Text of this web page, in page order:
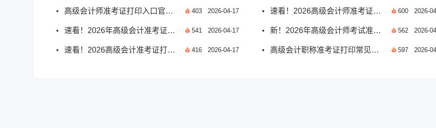
高级会计师准考证打印入口官方网站是什么？ 403 2026-04-17
速看！2026年高级会计准考证打印时间已公布 541 2026-04-17
速看！2026高级会计准考证打印入口开放时间详解 416 2026-04-17
速看！2026高级会计师准考证打印入口官网指南 600 2026-
新！2026年高级会计师考试准考证打印时间各地区汇总 562 2026-
高级会计职称准考证打印常见问题有哪些？ 597 2026-